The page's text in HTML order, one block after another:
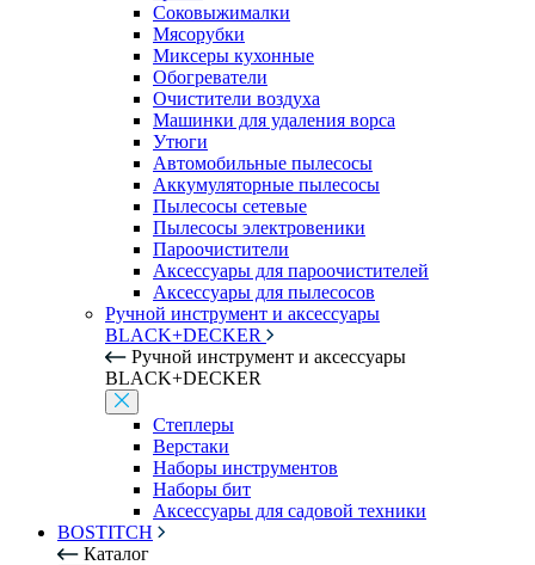
Соковыжималки
Мясорубки
Миксеры кухонные
Обогреватели
Очистители воздуха
Машинки для удаления ворса
Утюги
Автомобильные пылесосы
Аккумуляторные пылесосы
Пылесосы сетевые
Пылесосы электровеники
Пароочистители
Аксессуары для пароочистителей
Аксессуары для пылесосов
Ручной инструмент и аксессуары
BLACK+DECKER
Ручной инструмент и аксессуары
BLACK+DECKER
Степлеры
Верстаки
Наборы инструментов
Наборы бит
Аксессуары для садовой техники
BOSTITCH
Каталог